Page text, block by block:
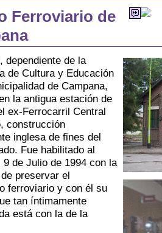
Ferroviario de
dependiente de la
de Cultura y Educación
de Campana,
la antigua estación de
ex-Ferrocarril Central
construcción
inglesa de fines del
Fue habilitado al
9 de Julio de 1994 con la
preservar el
ferroviario y con él su
tan íntimamente
está con la de la